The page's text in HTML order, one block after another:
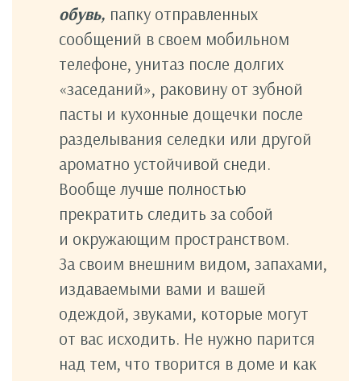
обувь, папку отправленных
сообщений в своем мобильном
телефоне, унитаз после долгих
«заседаний», раковину от зубной
пасты и кухонные дощечки после
разделывания селедки или другой
ароматно устойчивой снеди.
Вообще лучше полностью
прекратить следить за собой
и окружающим пространством.
За своим внешним видом, запахами,
издаваемыми вами и вашей
одеждой, звуками, которые могут
от вас исходить. Не нужно парится
над тем, что творится в доме и как